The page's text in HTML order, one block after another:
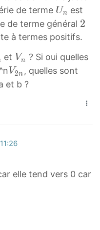
de terme U
n
U
n
Un est
de terme général 2
2
2
à termes positifs.
et V
n
V
Vn ? Si oui quelles
^nV
2
2
}
V2n , quelles sont
et b ?
elle tend vers 0 car